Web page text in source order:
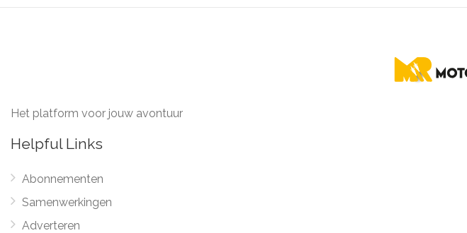
Het platform voor jouw avontuur
Helpful Links
Abonnementen
Samenwerkingen
Adverteren